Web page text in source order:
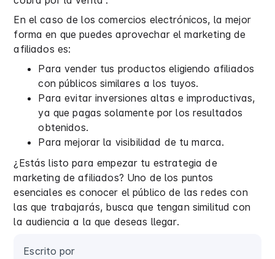
En el caso de los comercios electrónicos, la mejor
forma en que puedes aprovechar el marketing de
afiliados es:
Para vender tus productos eligiendo afiliados
con públicos similares a los tuyos.
Para evitar inversiones altas e improductivas,
ya que pagas solamente por los resultados
obtenidos.
Para mejorar la visibilidad de tu marca.
¿Estás listo para empezar tu estrategia de
marketing de afiliados? Uno de los puntos
esenciales es conocer el público de las redes con
las que trabajarás, busca que tengan similitud con
la audiencia a la que deseas llegar.
Escrito por